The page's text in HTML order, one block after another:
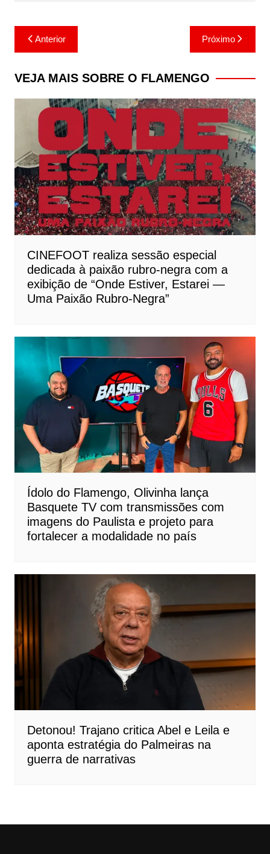
Navegação
de
Post
Anterior Próximo
VEJA MAIS SOBRE O FLAMENGO
CINEFOOT realiza sessão especial
dedicada à paixão rubro-negra com a
exibição de “Onde Estiver, Estarei —
Uma Paixão Rubro-Negra”
Ídolo do Flamengo, Olivinha lança
Basquete TV com transmissões com
imagens do Paulista e projeto para
fortalecer a modalidade no país
Detonou! Trajano critica Abel e Leila e
aponta estratégia do Palmeiras na
guerra de narrativas